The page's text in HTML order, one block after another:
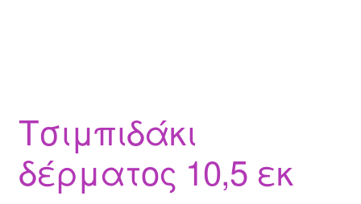
Τσιμπιδάκι
δέρματος 10,5 εκ